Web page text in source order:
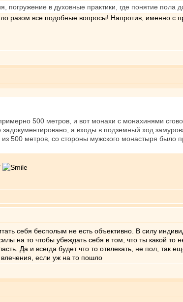
в духовные практики, где понятие пола
разом все подобные вопросы! Напротив, именно с
500 метров, и вот монахи с монахинями
а входы в подземный ход
500 метров, со стороны мужского монастыря было
себя бесполым не есть объективно. В силу
на то чтобы убеждать себя в том, что ты какой то
Да и всегда будет что то отвлекать, не пол, так
если уж на то пошло